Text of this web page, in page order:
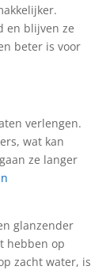
en blijven ze
beter is voor
verlengen.
wat kan
ze langer
glanzender
hebben op
zacht water, is